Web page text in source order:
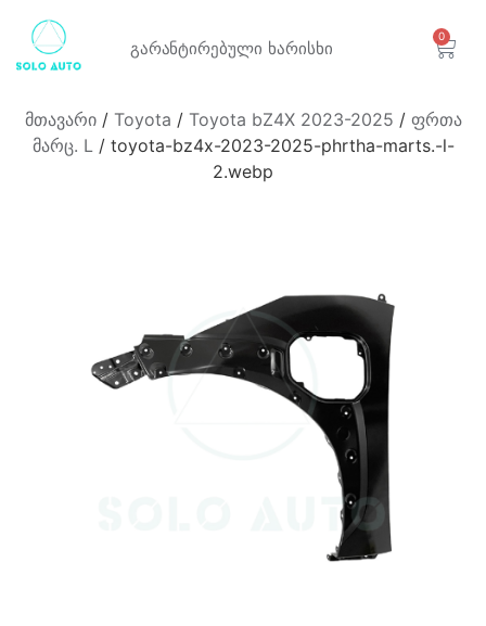
გარანტირებული ხარისხი
0
მთავარი/ Toyota / Toyota bZ4X 2023-2025 / ფრთა
მარც. L/ toyota-bz4x-2023-2025-phrtha-marts.-l-
2.webp